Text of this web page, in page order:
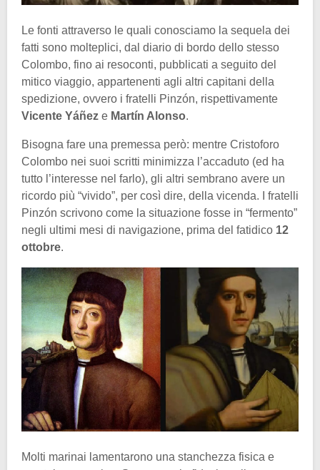
Le fonti attraverso le quali conosciamo la sequela dei
fatti sono molteplici, dal diario di bordo dello stesso
Colombo, fino ai resoconti, pubblicati a seguito del
mitico viaggio, appartenenti agli altri capitani della
spedizione, ovvero i fratelli Pinzón, rispettivamente
Vicente Yáñez e Martín Alonso.
Bisogna fare una premessa però: mentre Cristoforo
Colombo nei suoi scritti minimizza l’accaduto (ed ha
tutto l’interesse nel farlo), gli altri sembrano avere un
ricordo più “vivido”, per così dire, della vicenda. I fratelli
Pinzón scrivono come la situazione fosse in “fermento”
negli ultimi mesi di navigazione, prima del fatidico 12
ottobre.
Molti marinai lamentarono una stanchezza fisica e